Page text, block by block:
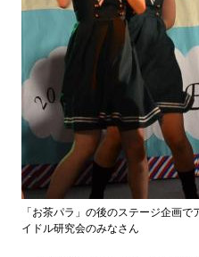
「お茶パラ」の後のステージ企画
イドル研究会のみなさん